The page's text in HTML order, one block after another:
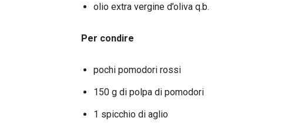
olio extra vergine d’oliva q.b.
Per condire
pochi pomodori rossi
150 g di polpa di pomodori
1 spicchio di aglio